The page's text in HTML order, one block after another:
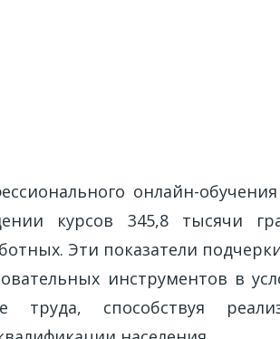
онлайн-
курсов 345,8 тысячи
Эти показатели
инструментов в
способствуя